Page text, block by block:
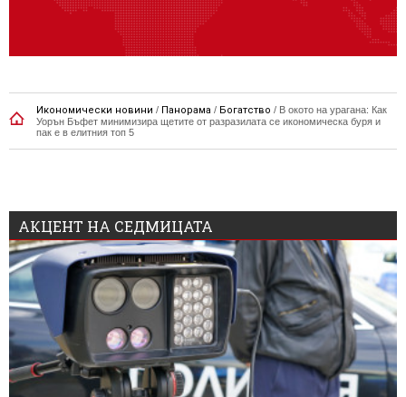
Икономически новини / Панорама / Богатство / В окото на урагана: Как
Уорън Бъфет минимизира щетите от разразилата се икономическа буря и
пак е в елитния топ 5
АКЦЕНТ НА СЕДМИЦАТА